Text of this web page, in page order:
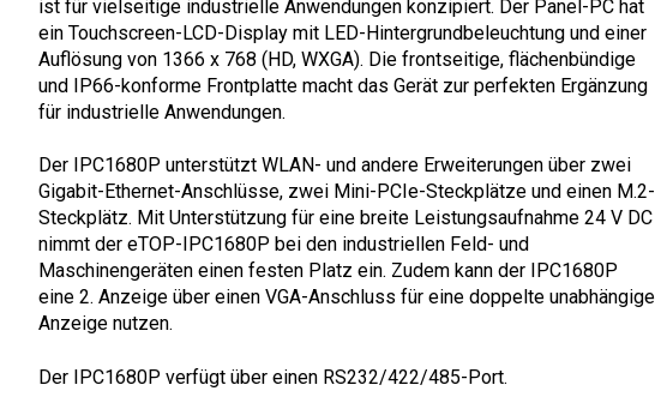
ist für vielseitige industrielle Anwendungen konzipiert. Der Panel-PC hat
ein Touchscreen-LCD-Display mit LED-Hintergrundbeleuchtung und einer
Auflösung von 1366 x 768 (HD, WXGA). Die frontseitige, flächenbündige
und IP66-konforme Frontplatte macht das Gerät zur perfekten Ergänzung
für industrielle Anwendungen.
Der IPC1680P unterstützt WLAN- und andere Erweiterungen über zwei
Gigabit-Ethernet-Anschlüsse, zwei Mini-PCIe-Steckplätze und einen M.2-
Steckplätz. Mit Unterstützung für eine breite Leistungsaufnahme 24 V DC
nimmt der eTOP-IPC1680P bei den industriellen Feld- und
Maschinengeräten einen festen Platz ein. Zudem kann der IPC1680P
eine 2. Anzeige über einen VGA-Anschluss für eine doppelte unabhängige
Anzeige nutzen.
Der IPC1680P verfügt über einen RS232/422/485-Port.